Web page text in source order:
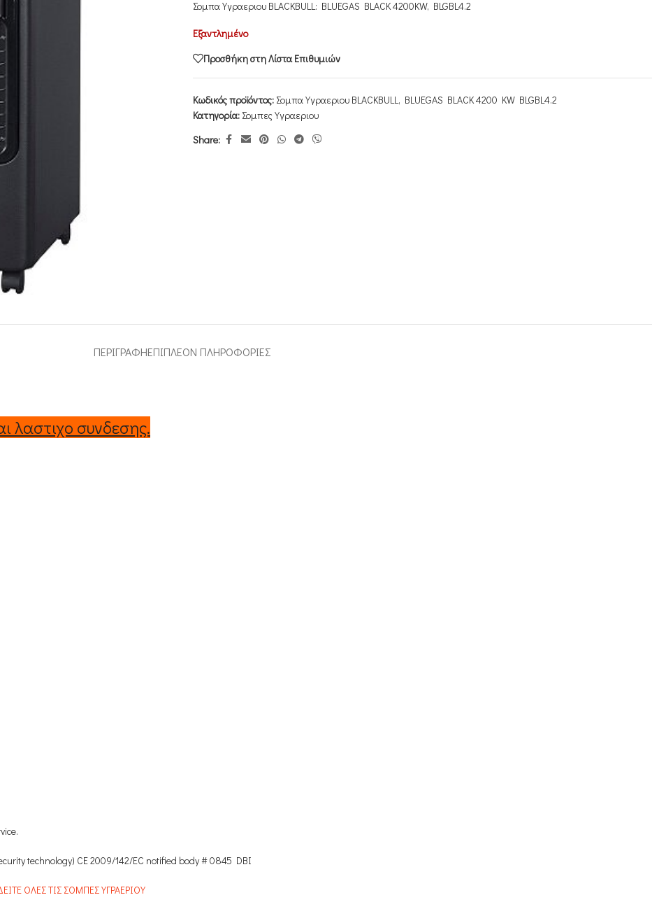
Σομπα Υγραεριου BLACKBULL: BLUEGAS BLACK 4200KW, BLGBL4.2
Εξαντλημένο
Προσθήκη στη Λίστα Επιθυμιών
Κωδικός προϊόντος: Σομπα Υγραεριου BLACKBULL, BLUEGAS BLACK 4200 KW BLGBL4.2
Κατηγορία: Σομπες Υγραεριου
Share:
ΠΕΡΙΓΡΑΦΉΕΠΙΠΛΈΟΝ ΠΛΗΡΟΦΟΡΊΕΣ
λαστιχο συνδεσης.
technology) CE 2009/142/EC notified body # 0845 DBI
ΟΛΕΣ ΤΙΣ ΣΟΜΠΕΣ ΥΓΡΑΕΡΙΟΥ